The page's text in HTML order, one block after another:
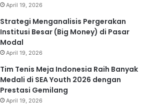
April 19, 2026
Strategi Menganalisis Pergerakan
Institusi Besar (Big Money) di Pasar
Modal
April 19, 2026
Tim Tenis Meja Indonesia Raih Banyak
Medali di SEA Youth 2026 dengan
Prestasi Gemilang
April 19, 2026